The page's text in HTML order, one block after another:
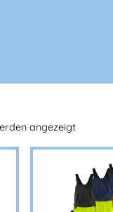
angezeigt